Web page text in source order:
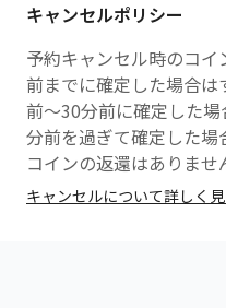
５分以内の遅刻はご連絡
それ以上の遅刻はキャン
ください。
キャンセルポリシー
予約キャンセル時のコ
前までに確定した場合は
前〜30分前に確定した
分前を過ぎて確定した
コインの返還はありませ
キャンセルについて詳しく